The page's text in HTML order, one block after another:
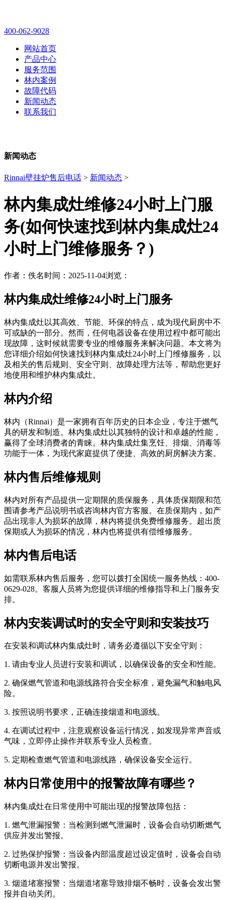
400-062-9028
网站首页
产品中心
服务范围
林内案例
故障代码
新闻动态
联系我们
新闻动态
Rinnai壁挂炉售后电话 > 新闻动态 >
林内集成灶维修24小时上门服
务(如何快速找到林内集成灶24
小时上门维修服务？)
作者：佚名时间：2025-11-04浏览：
林内集成灶维修24小时上门服务
林内集成灶以其高效、节能、环保的特点，成为现代厨房中不
可或缺的一部分。然而，任何电器设备在使用过程中都可能出
现故障，这时候就需要专业的维修服务来解决问题。本文将为
您详细介绍如何快速找到林内集成灶24小时上门维修服务，以
及相关的售后规则、安全守则、故障处理方法等，帮助您更好
地使用和维护林内集成灶。
林内介绍
林内（Rinnai）是一家拥有百年历史的日本企业，专注于燃气
具的研发和制造。林内集成灶以其独特的设计和卓越的性能，
赢得了全球消费者的青睐。林内集成灶集烹饪、排烟、消毒等
功能于一体，为现代家庭提供了便捷、高效的厨房解决方案。
林内售后维修规则
林内对所有产品提供一定期限的质保服务，具体质保期限和范
围请参考产品说明书或咨询林内官方客服。在质保期内，如产
品出现非人为损坏的故障，林内将提供免费维修服务。超出质
保期或人为损坏的情况，林内也将提供有偿维修服务。
林内售后电话
如需联系林内售后服务，您可以拨打全国统一服务热线：400-
0629-028。客服人员将为您提供详细的维修指导和上门服务安
排。
林内安装调试时的安全守则和安装技巧
在安装和调试林内集成灶时，请务必遵循以下安全守则：
1. 请由专业人员进行安装和调试，以确保设备的安全和性能。
2. 确保燃气管道和电源线路符合安全标准，避免漏气和触电风
险。
3. 按照说明书要求，正确连接烟道和电源线。
4. 在调试过程中，注意观察设备运行情况，如发现异常声音或
气味，立即停止操作并联系专业人员检查。
5. 定期检查燃气管道和电源线路，确保设备安全运行。
林内日常使用中的报警故障有哪些？
林内集成灶在日常使用中可能出现的报警故障包括：
1. 燃气泄漏报警：当检测到燃气泄漏时，设备会自动切断燃气
供应并发出警报。
2. 过热保护报警：当设备内部温度超过设定值时，设备会自动
切断电源并发出警报。
3. 烟道堵塞报警：当烟道堵塞导致排烟不畅时，设备会发出警
报并自动关闭。